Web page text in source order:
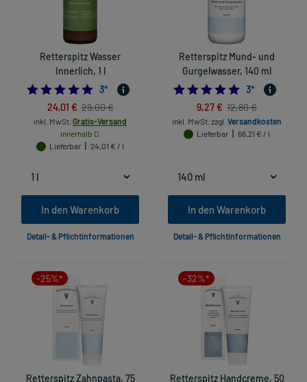
Retterspitz Wasser
Innerlich, 1 l
5.0
3*
24,01 € 29,00 €
inkl. MwSt. Gratis-Versand
innerhalb D.
Lieferbar
24,01 € / l
In den Warenkorb
Detail- & Pflichtinformationen
Retterspitz Mund- und
Gurgelwasser, 140 ml
5.0
3*
9,27 € 12,80 €
inkl. MwSt. zzgl. Versandkosten
Lieferbar
66,21 € / l
In den Warenkorb
Detail- & Pflichtinformationen
-25%*
Retterspitz Zahnpasta, 75
-32%*
Retterspitz Handcreme, 50